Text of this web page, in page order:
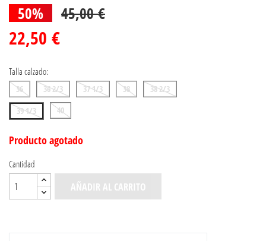
50% 45,00 €
22,50 €
Talla calzado:
36 36 2/3 37 1/3 38
38 2/3
39 1/3
40
Producto agotado
Cantidad
AÑADIR AL CARRITO